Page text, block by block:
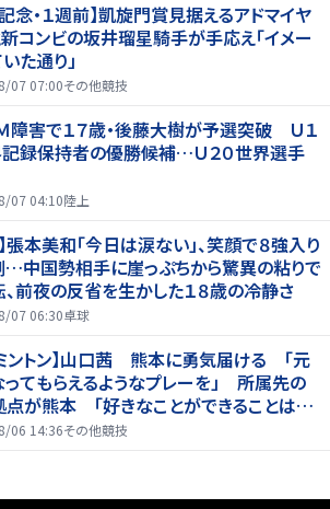
念・１週前】凱旋門賞見据えるアドマイヤ
コンビの坂井瑠星騎手が手応え「イメー
た通り」
07 07:00その他競技
障害で１７歳・後藤大樹が予選突破 Ｕ１
記録保持者の優勝候補…Ｕ２０世界選手
07 04:10陸上
張本美和「今日は涙ない」、笑顔で８強入り
…中国勢相手に崖っぷちから驚異の粘りで
前夜の反省を生かした１８歳の冷静さ
07 06:30卓球
ミントン】山口茜 熊本に勇気届ける 「元
てもらえるようなプレーを」 所属先の
が熊本 「好きなことができることは当
ゃない」
06 14:36その他競技